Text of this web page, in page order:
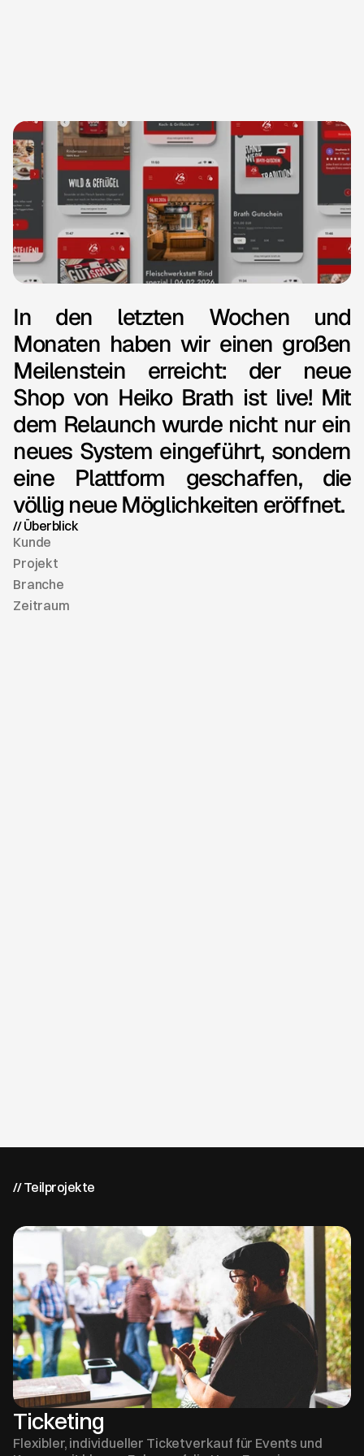
// Überblick
Kunde
Projekt
Branche
Zeitraum
In den letzten Wochen
und
Monaten haben wir einen großen
Meilenstein
erreicht: der
neue
Shop von Heiko Brath ist live! Mit
dem Relaunch wurde nicht nur ein
neues System eingeführt, sondern
eine
Plattform geschaffen,
die
völlig neue Möglichkeiten eröffnet.
// Teilprojekte
Ticketing
Flexibler, individueller Ticketverkauf für Events und